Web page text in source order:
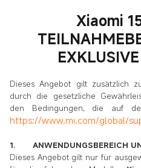
Xiaomi
Dieses Angebot gilt zusätzlich
durch die gesetzliche
den Bedingungen, die auf
https://www.mi.com/global/
1. ANWENDUNGSBEREICH
Dieses Angebot gilt nur für